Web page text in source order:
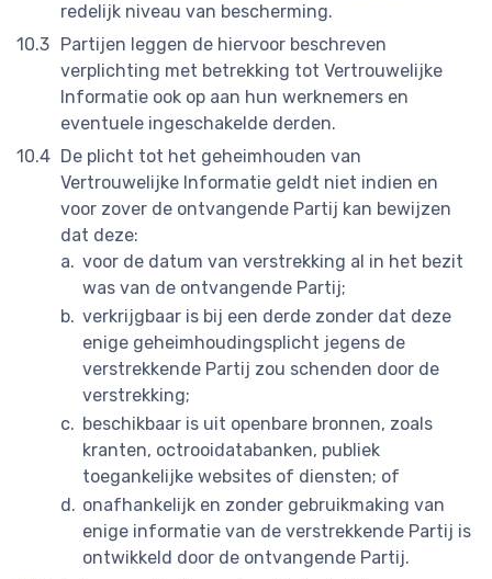
redelijk niveau van bescherming.
Partijen leggen de hiervoor beschreven
verplichting met betrekking tot Vertrouwelijke
Informatie ook op aan hun werknemers en
eventuele ingeschakelde derden.
De plicht tot het geheimhouden van
Vertrouwelijke Informatie geldt niet indien en
voor zover de ontvangende Partij kan bewijzen
dat deze:
voor de datum van verstrekking al in het bezit
was van de ontvangende Partij;
verkrijgbaar is bij een derde zonder dat deze
enige geheimhoudingsplicht jegens de
verstrekkende Partij zou schenden door de
verstrekking;
beschikbaar is uit openbare bronnen, zoals
kranten, octrooidatabanken, publiek
toegankelijke websites of diensten; of
onafhankelijk en zonder gebruikmaking van
enige informatie van de verstrekkende Partij is
ontwikkeld door de ontvangende Partij.